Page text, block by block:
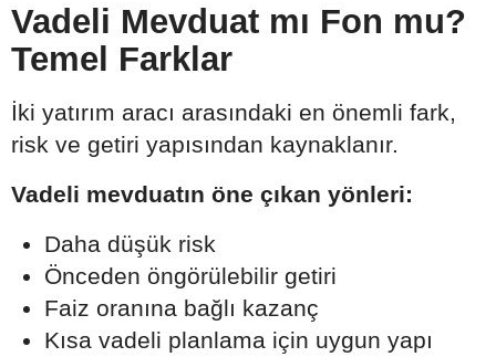
Vadeli Mevduat mı Fon mu?
Temel Farklar
İki yatırım aracı arasındaki en önemli fark,
risk ve getiri yapısından kaynaklanır.
Vadeli mevduatın öne çıkan yönleri:
Daha düşük risk
Önceden öngörülebilir getiri
Faiz oranına bağlı kazanç
Kısa vadeli planlama için uygun yapı